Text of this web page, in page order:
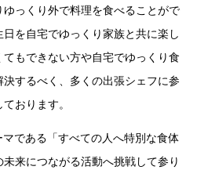
っくり外で料理を食べることがで
を自宅でゆっくり家族と共に楽し
もできない方や自宅でゆっくり食
するべく、多くの出張シェフに参
おります。
である「すべての人へ特別な食体
来につながる活動へ挑戦して参り